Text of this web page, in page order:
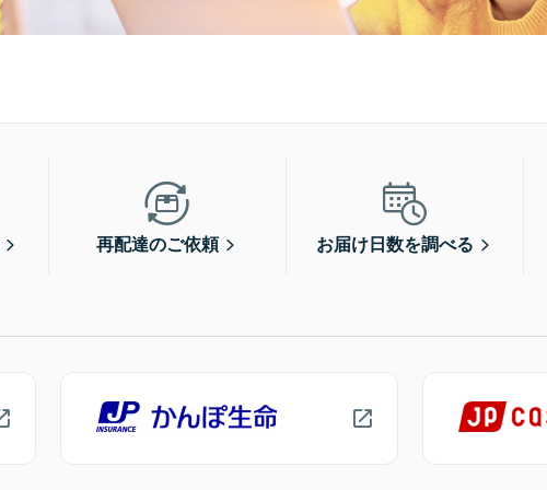
再配達のご依頼 お届け日数を調べる